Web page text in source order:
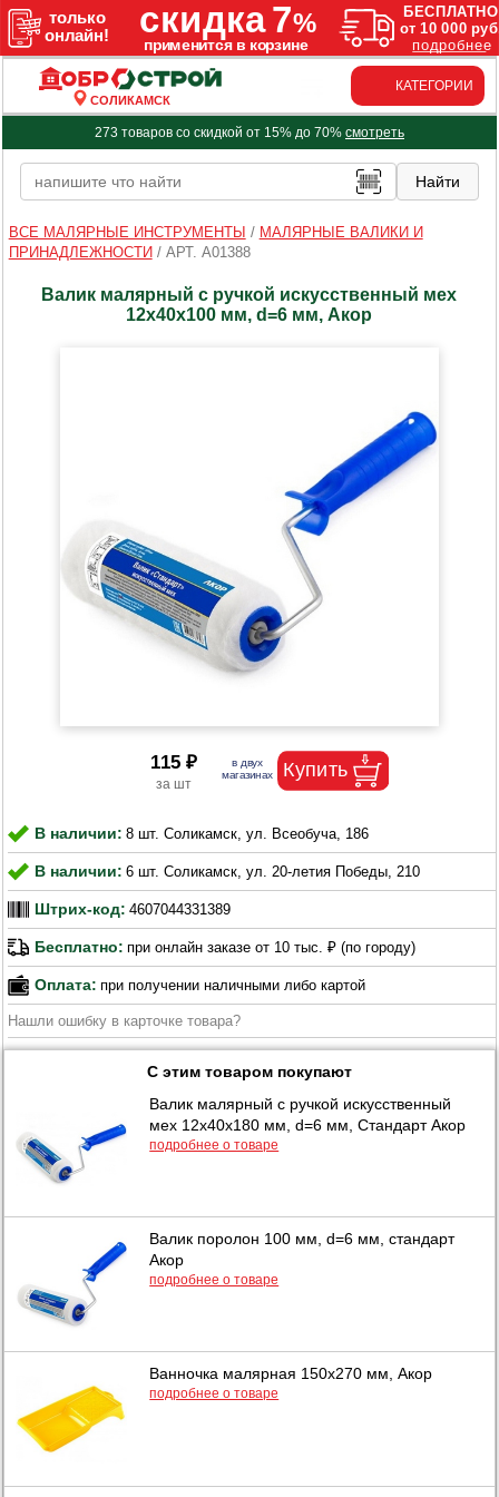
СОЛИКАМСК
КАТЕГОРИИ
273 товаров со скидкой от 15% до 70% смотреть
ВСЕ МАЛЯРНЫЕ ИНСТРУМЕНТЫ / МАЛЯРНЫЕ ВАЛИКИ И
ПРИНАДЛЕЖНОСТИ / АРТ. A01388
Валик малярный с ручкой искусственный мех
12х40х100 мм, d=6 мм, Акор
115 ₽
В наличии: 8 шт. Соликамск, ул. Всеобуча, 186
В наличии: 6 шт. Соликамск, ул. 20-летия Победы, 210
Штрих-код: 4607044331389
Бесплатно: при онлайн заказе от 10 тыс. ₽ (по городу)
Оплата: при получении наличными либо картой
Нашли ошибку в карточке товара?
С этим товаром покупают
Валик малярный с ручкой искусственный
мех 12х40х180 мм, d=6 мм, Стандарт Акор
подробнее о товаре
Валик поролон 100 мм, d=6 мм, стандарт
Акор
подробнее о товаре
Ванночка малярная 150х270 мм, Акор
подробнее о товаре